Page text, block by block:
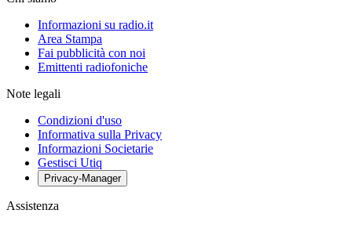
Informazioni su radio.it
Area Stampa
Fai pubblicità con noi
Emittenti radiofoniche
Note legali
Condizioni d'uso
Informativa sulla Privacy
Informazioni Societarie
Gestisci Utiq
Privacy-Manager
Assistenza